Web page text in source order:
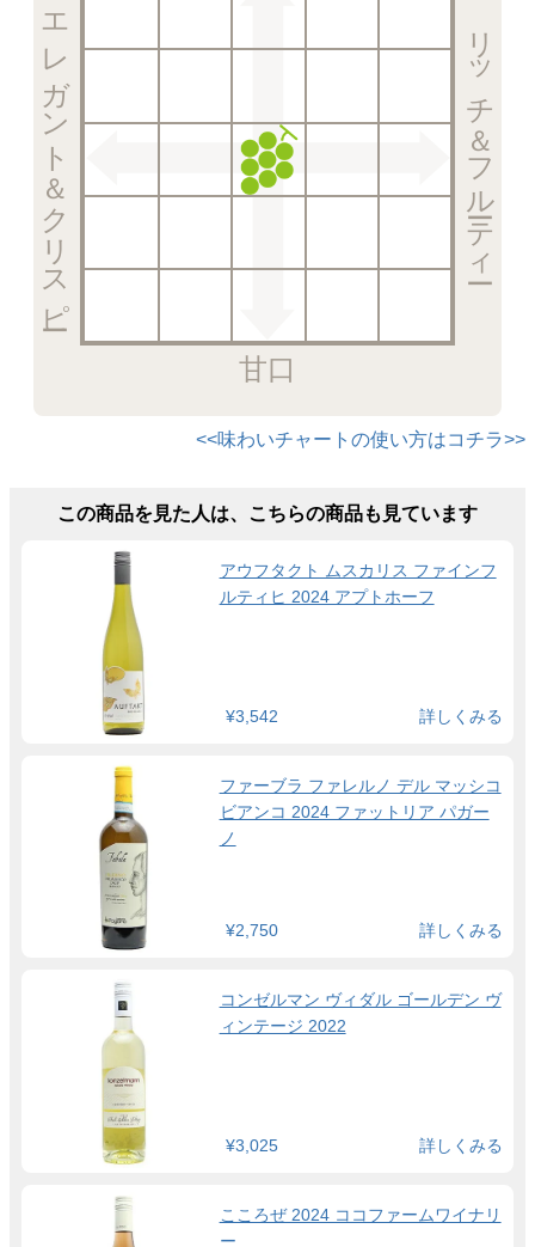
リッチ＆フルーティー
甘口
エレガント＆クリスピー
<<味わいチャートの使い方はコチラ>>
この商品を見た人は、こちらの商品も見ています
アウフタクト ムスカリス ファインフ
ルティヒ 2024 アプトホーフ
¥3,542 詳しくみる
ファーブラ ファレルノ デル マッシコ
ビアンコ 2024 ファットリア パガー
ノ
¥2,750 詳しくみる
コンゼルマン ヴィダル ゴールデン ヴ
ィンテージ 2022
¥3,025 詳しくみる
こころぜ 2024 ココファームワイナリ
ー